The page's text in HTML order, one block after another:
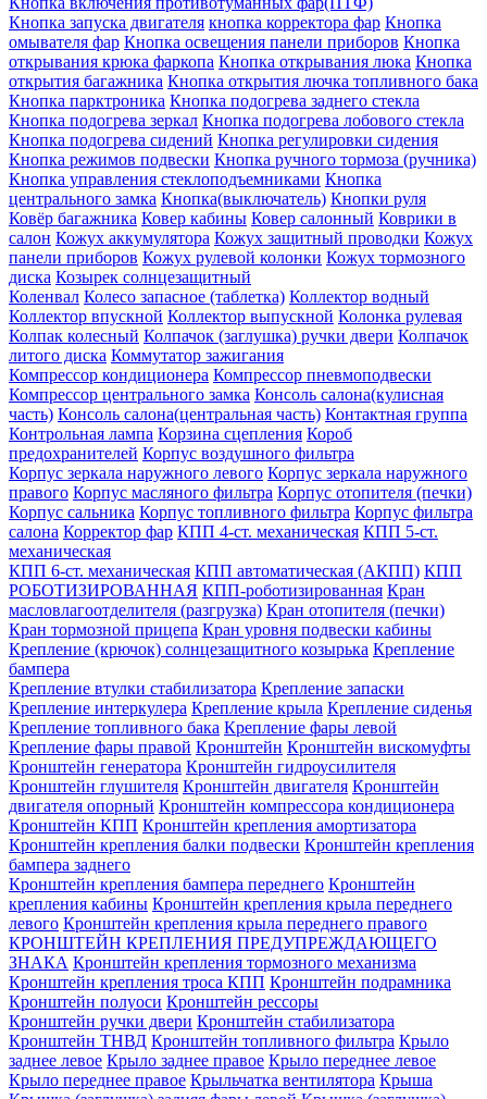
Кнопка запуска двигателя кнопка корректора фар Кнопка
омывателя фар Кнопка освещения панели приборов Кнопка
открывания крюка фаркопа Кнопка открывания люка Кнопка
открытия багажника Кнопка открытия лючка топливного бака
Кнопка парктроника Кнопка подогрева заднего стекла
Кнопка подогрева зеркал Кнопка подогрева лобового стекла
Кнопка подогрева сидений Кнопка регулировки сидения
Кнопка режимов подвески Кнопка ручного тормоза (ручника)
Кнопка управления стеклоподъемниками Кнопка
центрального замка Кнопка(выключатель) Кнопки руля
Ковёр багажника Ковер кабины Ковер салонный Коврики в
салон Кожух аккумулятора Кожух защитный проводки Кожух
панели приборов Кожух рулевой колонки Кожух тормозного
диска Козырек солнцезащитный
Коленвал Колесо запасное (таблетка) Коллектор водный
Коллектор впускной Коллектор выпускной Колонка рулевая
Колпак колесный Колпачок (заглушка) ручки двери Колпачок
литого диска Коммутатор зажигания
Компрессор кондиционера Компрессор пневмоподвески
Компрессор центрального замка Консоль салона(кулисная
часть) Консоль салона(центральная часть) Контактная группа
Контрольная лампа Корзина сцепления Короб
предохранителей Корпус воздушного фильтра
Корпус зеркала наружного левого Корпус зеркала наружного
правого Корпус масляного фильтра Корпус отопителя (печки)
Корпус сальника Корпус топливного фильтра Корпус фильтра
салона Корректор фар КПП 4-ст. механическая КПП 5-ст.
механическая
КПП 6-ст. механическая КПП автоматическая (АКПП) КПП
РОБОТИЗИРОВАННАЯ КПП-роботизированная Кран
масловлагоотделителя (разгрузка) Кран отопителя (печки)
Кран тормозной прицепа Кран уровня подвески кабины
Крепление (крючок) солнцезащитного козырька Крепление
бампера
Крепление втулки стабилизатора Крепление запаски
Крепление интеркулера Крепление крыла Крепление сиденья
Крепление топливного бака Крепление фары левой
Крепление фары правой Кронштейн Кронштейн вискомуфты
Кронштейн генератора Кронштейн гидроусилителя
Кронштейн глушителя Кронштейн двигателя Кронштейн
двигателя опорный Кронштейн компрессора кондиционера
Кронштейн КПП Кронштейн крепления амортизатора
Кронштейн крепления балки подвески Кронштейн крепления
бампера заднего
Кронштейн крепления бампера переднего Кронштейн
крепления кабины Кронштейн крепления крыла переднего
левого Кронштейн крепления крыла переднего правого
КРОНШТЕЙН КРЕПЛЕНИЯ ПРЕДУПРЕЖДАЮЩЕГО
ЗНАКА Кронштейн крепления тормозного механизма
Кронштейн крепления троса КПП Кронштейн подрамника
Кронштейн полуоси Кронштейн рессоры
Кронштейн ручки двери Кронштейн стабилизатора
Кронштейн ТНВД Кронштейн топливного фильтра Крыло
заднее левое Крыло заднее правое Крыло переднее левое
Крыло переднее правое Крыльчатка вентилятора Крыша